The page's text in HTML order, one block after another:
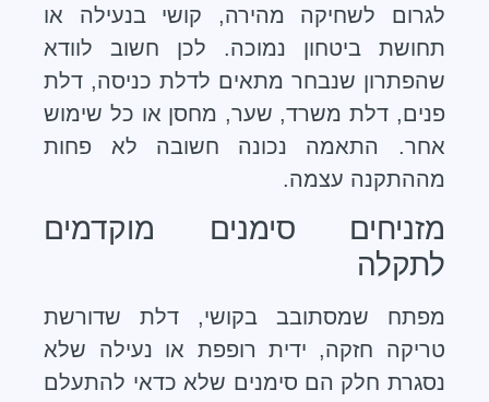
לגרום לשחיקה מהירה, קושי בנעילה או
תחושת ביטחון נמוכה. לכן חשוב לוודא
שהפתרון שנבחר מתאים לדלת כניסה, דלת
פנים, דלת משרד, שער, מחסן או כל שימוש
אחר. התאמה נכונה חשובה לא פחות
מההתקנה עצמה.
מזניחים סימנים מוקדמים
לתקלה
מפתח שמסתובב בקושי, דלת שדורשת
טריקה חזקה, ידית רופפת או נעילה שלא
נסגרת חלק הם סימנים שלא כדאי להתעלם